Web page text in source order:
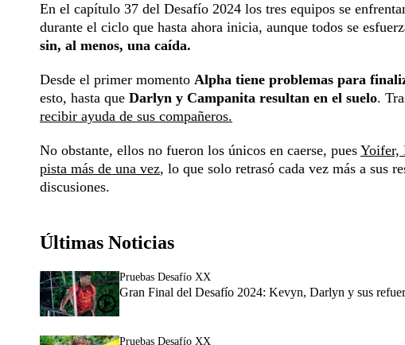
En el capítulo 37 del Desafío 2024 los tres equipos se
durante el ciclo que hasta ahora inicia, aunque todos se
sin, al menos, una caída.
Desde el primer momento Alpha tiene problemas para
esto, hasta que Darlyn y Campanita resultan en el suelo.
recibir ayuda de sus compañeros.
No obstante, ellos no fueron los únicos en caerse, pues Yoifer,
pista más de una vez, lo que solo retrasó cada vez más a sus
discusiones.
Últimas Noticias
Pruebas Desafío XX
Gran Final del Desafío 2024: Kevyn, Darlyn y sus
Pruebas Desafío XX